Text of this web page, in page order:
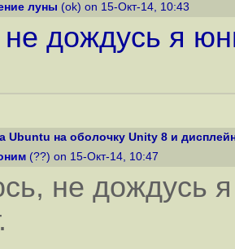
луны (ok) on 15-Окт-14, 10:43
дождусь я
Ubuntu на оболочку Unity 8 и
(??) on 15-Окт-14, 10:47
не дождусь